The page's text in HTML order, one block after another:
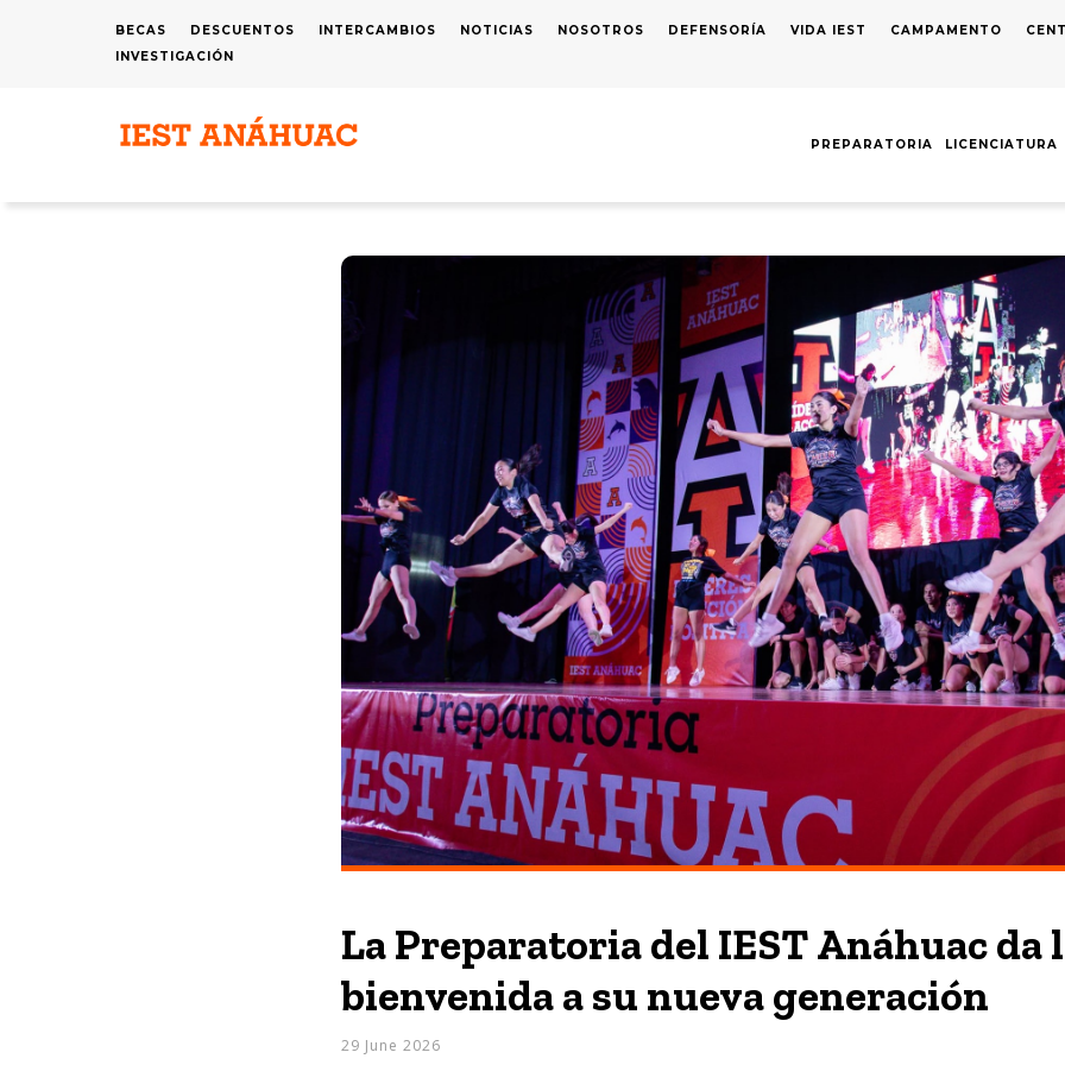
MENÚ
SUPERIOR
BECAS DESCUENTOS INTERCAMBIOS NOTICIAS NOSOTROS DEFENSORÍA VIDA IEST CAMPAMENTO
INVESTIGACIÓN
PREPARATORIA LICENCIATURA
La Preparatoria del IEST Anáhuac da
bienvenida a su nueva generación
29 June 2026